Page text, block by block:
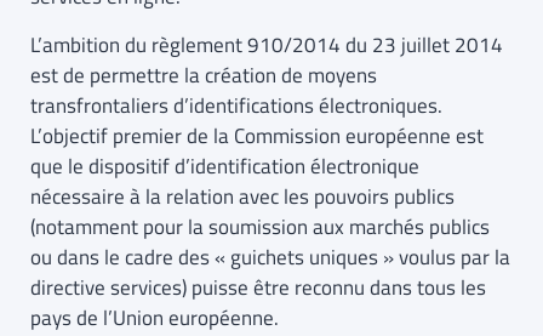
L’ambition du règlement 910/2014 du 23 juillet 2014
est de permettre la création de moyens
transfrontaliers d’identifications électroniques.
L’objectif premier de la Commission européenne est
que le dispositif d’identification électronique
nécessaire à la relation avec les pouvoirs publics
(notamment pour la soumission aux marchés publics
ou dans le cadre des « guichets uniques » voulus par la
directive services) puisse être reconnu dans tous les
pays de l’Union européenne.